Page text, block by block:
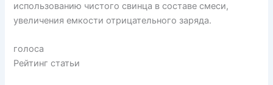
использованию чистого свинца в составе смеси,
увеличения емкости отрицательного заряда.
голоса
Рейтинг статьи